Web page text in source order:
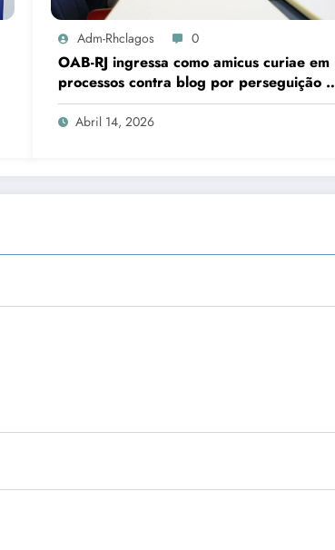
Adm-Rhclagos 0
OAB-RJ ingressa como amicus curiae em
processos contra blog por perseguição e
ameaça a advogada de Cabo Frio
Abril 14, 2026